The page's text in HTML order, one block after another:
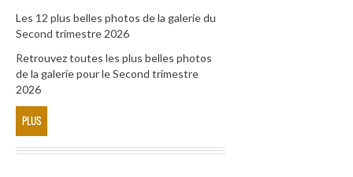
Les 12 plus belles photos de la galerie du
Second trimestre 2026
Retrouvez toutes les plus belles photos
de la galerie pour le Second trimestre
2026
PLUS